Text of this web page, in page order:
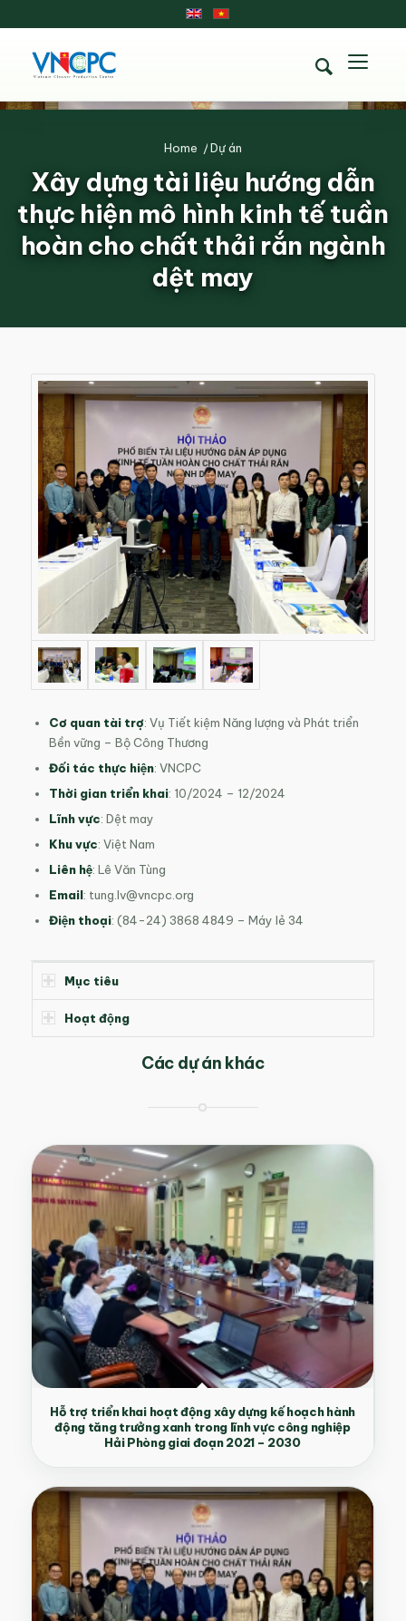
Xây dựng tài liệu hướng dẫn
thực hiện mô hình kinh tế tuần
hoàn cho chất thải rắn ngành
dệt may
Home /Dự án
Cơ quan tài trợ: Vụ Tiết kiệm Năng lượng và Phát triển
Bền vững – Bộ Công Thương
Đối tác thực hiện: VNCPC
Thời gian triển khai: 10/2024 – 12/2024
Lĩnh vực: Dệt may
Khu vực: Việt Nam
Liên hệ: Lê Văn Tùng
Email: tung.lv@vncpc.org
Điện thoại: (84-24) 3868 4849 – Máy lẻ 34
Mục tiêu
Hoạt động
Các dự án khác
Hỗ trợ triển khai hoạt động xây dựng kế hoạch hành
động tăng trưởng xanh trong lĩnh vực công nghiệp
Hải Phòng giai đoạn 2021 – 2030